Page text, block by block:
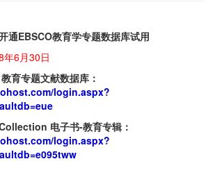
通EBSCO教育学专题数据库试用
年6月30日
教育专题文献数据库：
login.aspx?
电子书-教育专辑：
login.aspx?